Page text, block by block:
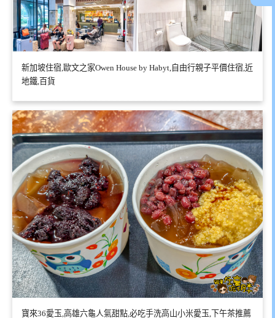
新加坡住宿,歐文之家Owen House by Habyt,自由行親子平價住宿,近
地鐵,百貨
寶來36愛玉,高雄六龜人氣甜點,必吃手洗高山小米愛玉,下午茶推薦